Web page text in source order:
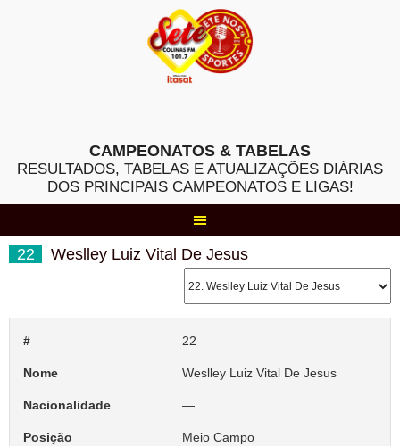
CAMPEONATOS & TABELAS
RESULTADOS, TABELAS E ATUALIZAÇÕES DIÁRIAS
DOS PRINCIPAIS CAMPEONATOS E LIGAS!
22 Weslley Luiz Vital De Jesus
# 22
Nome Weslley Luiz Vital De Jesus
Nacionalidade —
Posição Meio Campo